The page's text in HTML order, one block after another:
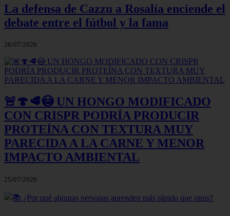
La defensa de Cazzu a Rosalía enciende el
debate entre el fútbol y la fama
26/07/2026
🚨🍄🥩😳 UN HONGO MODIFICADO
CON CRISPR PODRÍA PRODUCIR
PROTEÍNA CON TEXTURA MUY
PARECIDA A LA CARNE Y MENOR
IMPACTO AMBIENTAL
25/07/2026